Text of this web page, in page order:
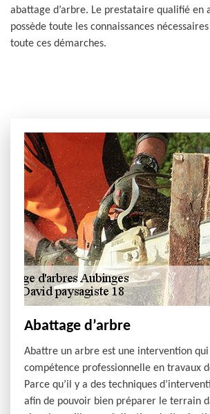
abattage d’arbre. Le prestataire qualifié en
possède toute les connaissances
toute ces démarches.
Abattage d’arbre
Abattre un arbre est une intervention qui
compétence professionnelle en travaux
Parce qu’il y a des techniques
afin de pouvoir bien préparer le terrain